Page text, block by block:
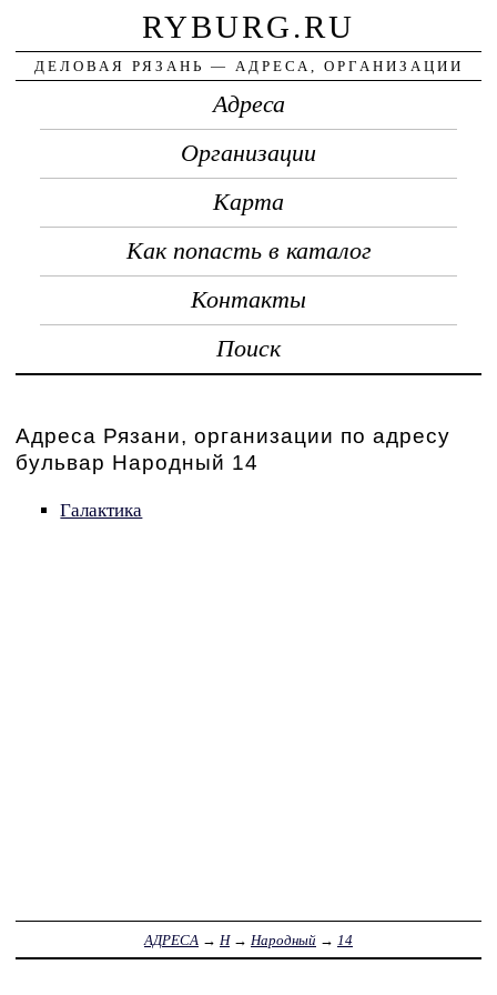
RYBURG.RU
ДЕЛОВАЯ РЯЗАНЬ — АДРЕСА, ОРГАНИЗАЦИИ
Адреса
Организации
Карта
Как попасть в каталог
Контакты
Поиск
Адреса Рязани, организации по адресу
бульвар Народный 14
Галактика
АДРЕСА → Н→ Народный → 14